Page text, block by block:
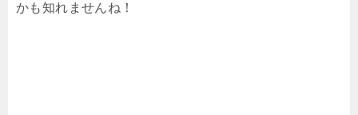
かも知れませんね！